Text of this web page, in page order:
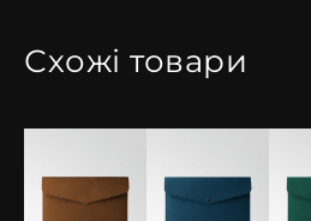
Люксовий стиль, який
завжди допоможемо вам
Схожі товари